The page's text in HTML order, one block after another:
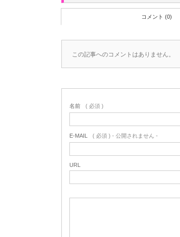
コメント (0)
この記事へのコメントはありません。
名前 ( 必須 )
E-MAIL ( 必須 ) - 公開されません -
URL